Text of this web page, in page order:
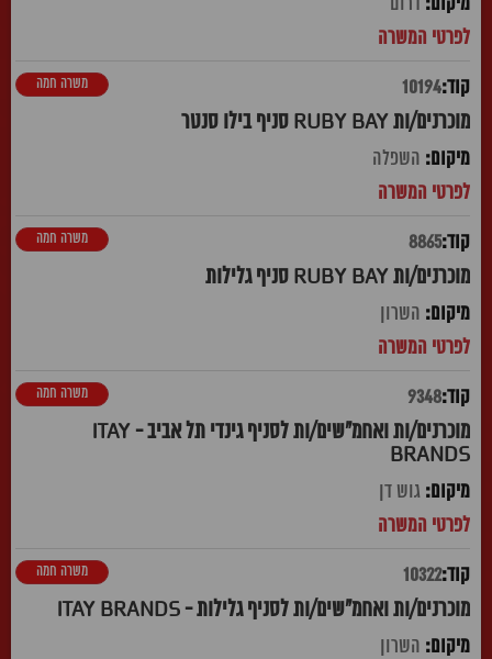
10194
מוכרנים/ות RUBY BAY סניף בילו סנטר
משרה חמה
השפלה
8865
מוכרנים/ות RUBY BAY סניף גלילות
משרה חמה
השרון
9348
מוכרנים/ות ואחמ"שים/ות לסניף גינדי תל אביב - ITAY
BRANDS
משרה חמה
גוש דן
10322
מוכרנים/ות ואחמ"שים/ות לסניף גלילות - ITAY BRANDS
משרה חמה
השרון